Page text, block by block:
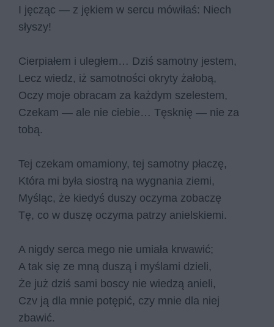
I jęcząc — z jękiem w sercu mówiłaś: Niech
słyszy!
Cierpiałem i uległem… Dziś samotny jestem,
Lecz wiedz, iż samotności okryty żałobą,
Oczy moje obracam za każdym szelestem,
Czekam — ale nie ciebie… Tęsknię — nie za
tobą.
Tej czekam omamiony, tej samotny płaczę,
Która mi była siostrą na wygnania ziemi,
Myśląc, że kiedyś duszy oczyma zobaczę
Tę, co w duszę oczyma patrzy anielskiemi.
A nigdy serca mego nie umiała krwawić;
A tak się ze mną duszą i myślami dzieli,
Że już dziś sami boscy nie wiedzą anieli,
Czv ją dla mnie potępić, czy mnie dla niej
zbawić.